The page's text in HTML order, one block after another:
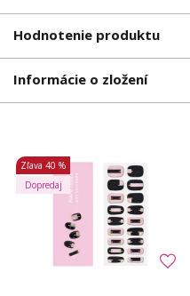
Hodnotenie produktu
Informácie o zložení
Zľava 40 %
Dopredaj